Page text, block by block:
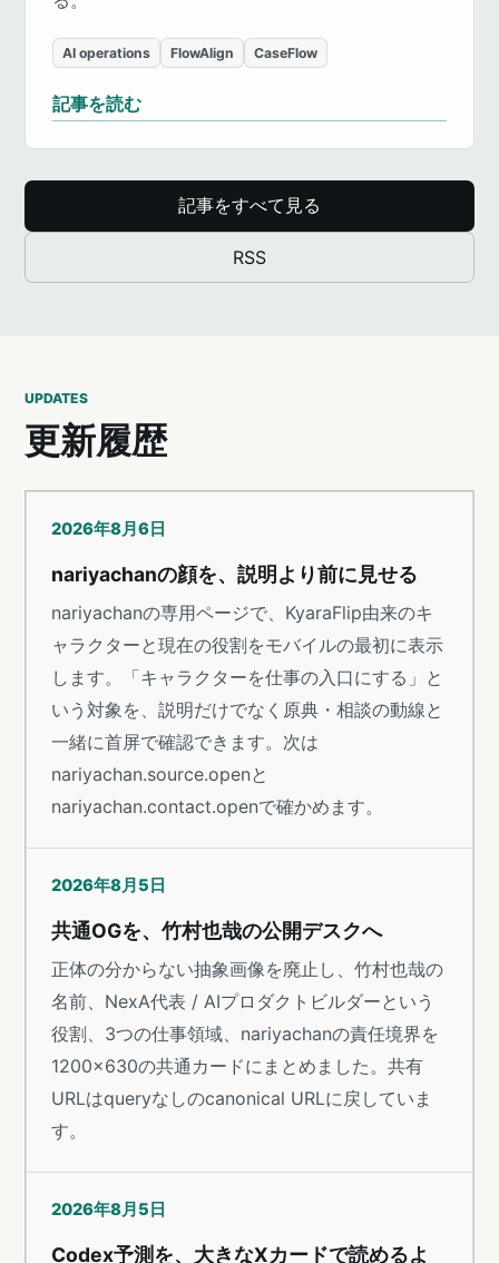
AI operations FlowAlign CaseFlow
記事を読む
記事をすべて見る
RSS
UPDATES
更新履歴
2026年8月6日
nariyachanの顔を、説明より前に見せる
nariyachanの専用ページで、KyaraFlip由来のキ
ャラクターと現在の役割をモバイルの最初に表示
します。「キャラクターを仕事の入口にする」と
いう対象を、説明だけでなく原典・相談の動線と
一緒に首屏で確認できます。次は
nariyachan.source.openと
nariyachan.contact.openで確かめます。
2026年8月5日
共通OGを、竹村也哉の公開デスクへ
正体の分からない抽象画像を廃止し、竹村也哉の
名前、NexA代表 / AIプロダクトビルダーという
役割、3つの仕事領域、nariyachanの責任境界を
1200×630の共通カードにまとめました。共有
URLはqueryなしのcanonical URLに戻していま
す。
2026年8月5日
Codex予測を、大きなXカードで読めるよ